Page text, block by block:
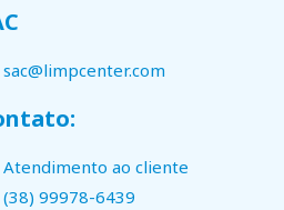
sac@limpcenter.com
Atendimento ao cliente
(38) 99978-6439